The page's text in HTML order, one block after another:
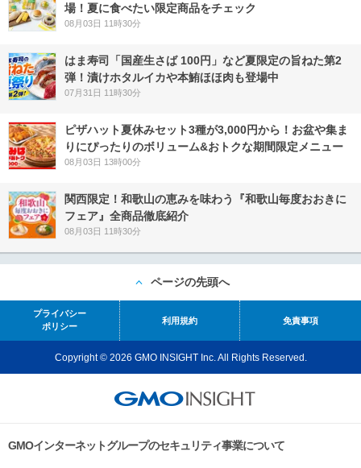
場！夏に食べたい限定商品をチェック
08月03日 11時30分
はま寿司「国産生さば 100円」など夏限定の旨ねた第2
弾！漬けホタルイカや本鮪ほほ肉も登場中
07月31日 11時30分
ピザハット夏休みセット3種が3,000円から！お盆や集ま
りにぴったりのボリューム&おトクな期間限定メニュー
08月03日 13時00分
関西限定！和歌山の恵みを味わう『和歌山毎度おおきに
フェア』全商品徹底紹介
08月03日 11時30分
ページの先頭へ
プライバシー
ポリシー
利用規約 免責事項
Copyright © 2026 GMO INSIGHT Inc. All Rights Reserved.
GMOインターネットグループのセキュリティ事業について